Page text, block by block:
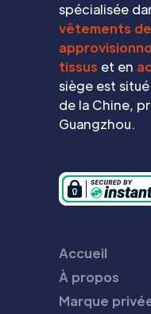
spécialisée
vêtements
tissus et en
siège est
de la Chine,
Guangzhou.
Accueil
À propos
Marque